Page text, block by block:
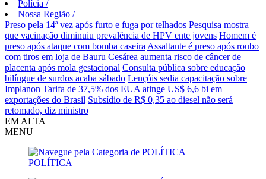
Polícia /
Nossa Região /
Preso pela 14ª vez após furto e fuga por telhados Pesquisa mostra
que vacinação diminuiu prevalência de HPV ente jovens Homem é
preso após ataque com bomba caseira Assaltante é preso após roubo
com tiros em loja de Bauru Cesárea aumenta risco de câncer de
placenta após mola gestacional Consulta pública sobre educação
bilíngue de surdos acaba sábado Lençóis sedia capacitação sobre
Implanon Tarifa de 37,5% dos EUA atinge US$ 6,6 bi em
exportações do Brasil Subsídio de R$ 0,35 ao diesel não será
retomado, diz ministro
EM ALTA
MENU
POLÍTICA